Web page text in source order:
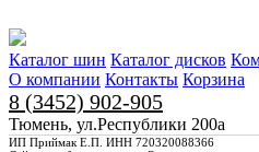
Каталог шин Каталог дисков
О компании Контакты Корзина
8 (3452) 902-905
Тюмень, ул.Республики 200а
ИП Приймак Е.П. ИНН 720320088366